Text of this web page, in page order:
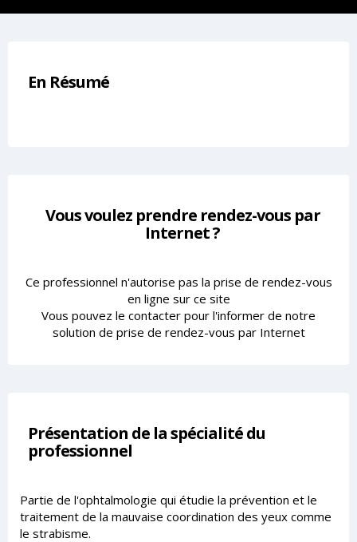
En Résumé
Vous voulez prendre rendez-vous par
Internet ?
Ce professionnel n'autorise pas la prise de rendez-vous
en ligne sur ce site
Vous pouvez le contacter pour l'informer de notre
solution de prise de rendez-vous par Internet
Présentation de la spécialité du
professionnel
Partie de l'ophtalmologie qui étudie la prévention et le
traitement de la mauvaise coordination des yeux comme
le strabisme.